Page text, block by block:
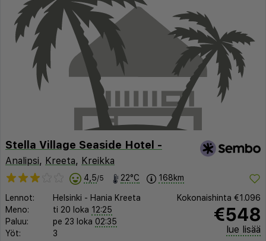
Stella Village Seaside Hotel -
Analipsi, Kreeta, Kreikka
4,5/5 22°C 168km
Lennot: Helsinki - Hania Kreeta
Meno:
ti 20 loka 12:25
Paluu:
pe 23 loka 02:35
Yöt:
3
Kokonaishinta €1.096
€548
lue lisää